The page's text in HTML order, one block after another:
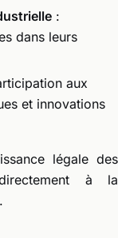
:
dans leurs
aux
et innovations
légale des
à la